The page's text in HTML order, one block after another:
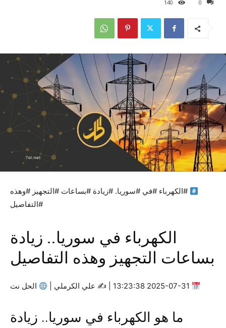
0
140
#الكهرباء #في #سوريا. #زيادة #بساعات #التجهيز #وهذه
#التفاصيل
الكهرباء في سوريا.. زيادة
بساعات التجهيز وهذه التفاصيل
علي الكرملي | الحل نت
ما هو الكهرباء في سوريا.. زيادة